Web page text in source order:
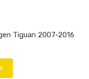
Tiguan 2007-2016